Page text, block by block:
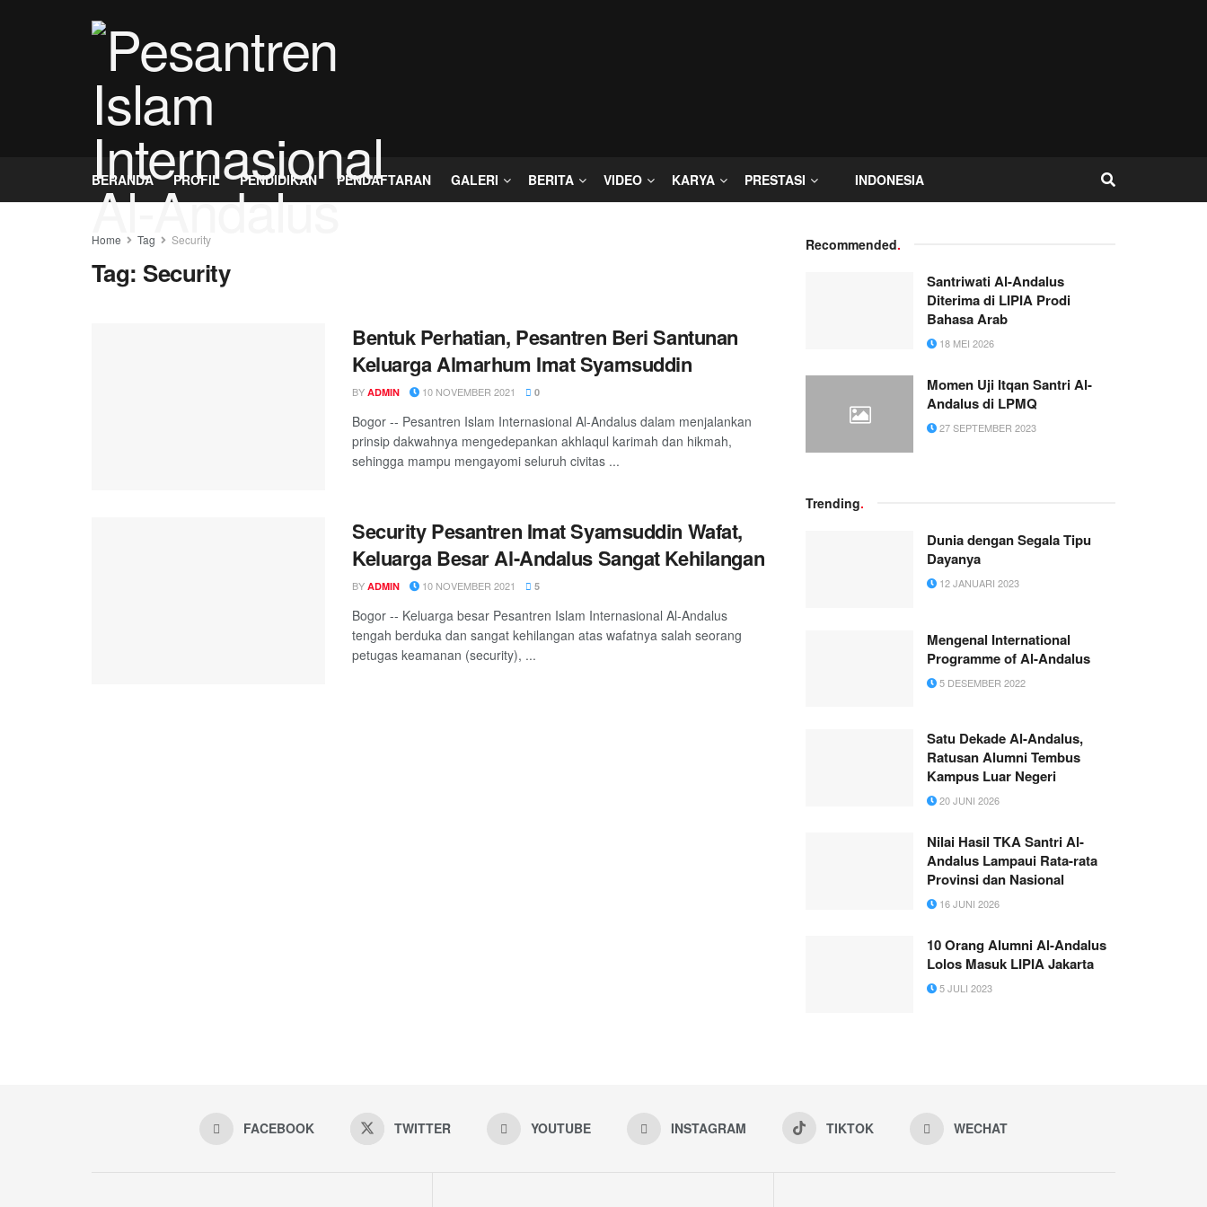
BERANDA PROFIL PENDIDIKAN PENDAFTARAN GALERI BERITA VIDEO KARYA PRESTASI INDONESIA
Home Tag Security
Tag: Security
Bentuk Perhatian, Pesantren Beri Santunan
Keluarga Almarhum Imat Syamsuddin
BY ADMIN 10 NOVEMBER 2021 0
Bogor -- Pesantren Islam Internasional Al-Andalus dalam menjalankan
prinsip dakwahnya mengedepankan akhlaqul karimah dan hikmah,
sehingga mampu mengayomi seluruh civitas ...
Security Pesantren Imat Syamsuddin Wafat,
Keluarga Besar Al-Andalus Sangat Kehilangan
BY ADMIN 10 NOVEMBER 2021 5
Bogor -- Keluarga besar Pesantren Islam Internasional Al-Andalus
tengah berduka dan sangat kehilangan atas wafatnya salah seorang
petugas keamanan (security), ...
Recommended.
Santriwati Al-Andalus
Diterima di LIPIA Prodi
Bahasa Arab
18 MEI 2026
Momen Uji Itqan Santri Al-
Andalus di LPMQ
27 SEPTEMBER 2023
Trending.
Dunia dengan Segala Tipu
Dayanya
12 JANUARI 2023
Mengenal International
Programme of Al-Andalus
5 DESEMBER 2022
Satu Dekade Al-Andalus,
Ratusan Alumni Tembus
Kampus Luar Negeri
20 JUNI 2026
Nilai Hasil TKA Santri Al-
Andalus Lampaui Rata-rata
Provinsi dan Nasional
16 JUNI 2026
10 Orang Alumni Al-Andalus
Lolos Masuk LIPIA Jakarta
5 JULI 2023
FACEBOOK TWITTER YOUTUBE INSTAGRAM TIKTOK WECHAT